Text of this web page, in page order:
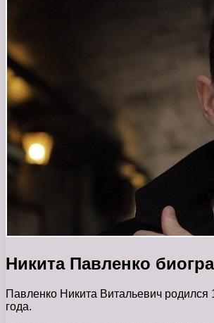
Никита Павленко
Павленко Никита Витальевич родился
года.